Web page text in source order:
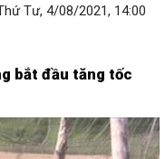
Tư, 4/08/2021, 14:00
bắt đầu tăng tốc